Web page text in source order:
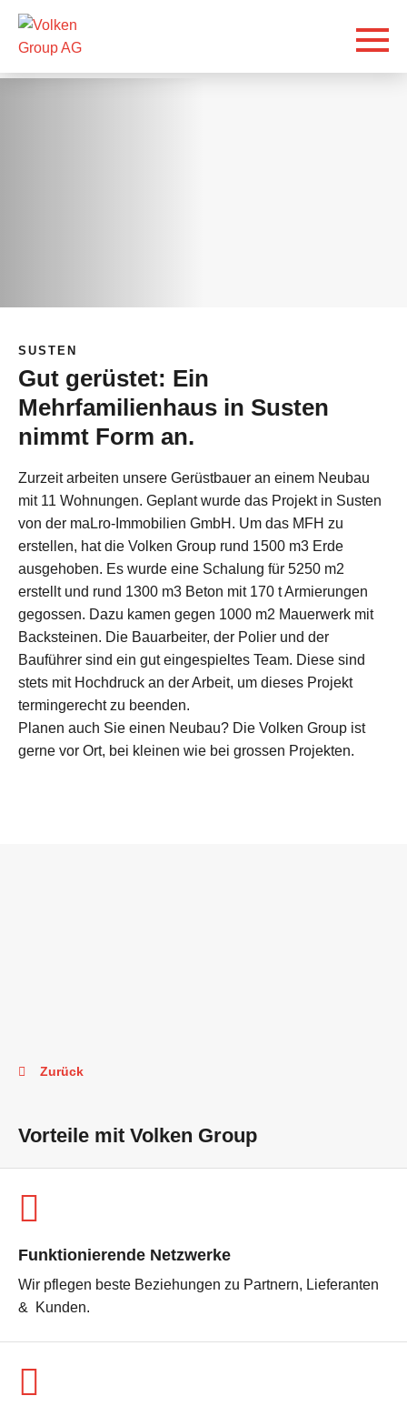
SUSTEN
Gut gerüstet: Ein
Mehrfamilienhaus in Susten
nimmt Form an.
Zurzeit arbeiten unsere Gerüstbauer an einem Neubau
mit 11 Wohnungen. Geplant wurde das Projekt in Susten
von der maLro-Immobilien GmbH. Um das MFH zu
erstellen, hat die Volken Group rund 1500 m3 Erde
ausgehoben. Es wurde eine Schalung für 5250 m2
erstellt und rund 1300 m3 Beton mit 170 t Armierungen
gegossen. Dazu kamen gegen 1000 m2 Mauerwerk mit
Backsteinen. Die Bauarbeiter, der Polier und der
Bauführer sind ein gut eingespieltes Team. Diese sind
stets mit Hochdruck an der Arbeit, um dieses Projekt
termingerecht zu beenden.
Planen auch Sie einen Neubau? Die Volken Group ist
gerne vor Ort, bei kleinen wie bei grossen Projekten.
Zurück
Vorteile mit Volken Group
Funktionierende Netzwerke
Wir pflegen beste Beziehungen zu Partnern, Lieferanten
& Kunden.